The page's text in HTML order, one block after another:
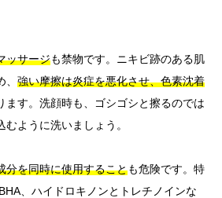
ッサージも禁物です。ニキビ跡のある肌
強い摩擦は炎症を悪化させ、色素沈着
ます。洗顔時も、ゴシゴシと擦るのでは
ように洗いましょう。
分を同時に使用することも危険です。特
、ハイドロキノンとトレチノインな